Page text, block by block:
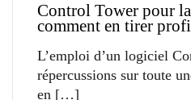
Control Tower pour
comment en tirer
L’emploi d’un logiciel
répercussions sur toute
en